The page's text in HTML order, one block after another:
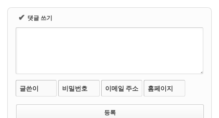
✔ 댓글 쓰기
글쓴이 비밀번호 이메일 주소 홈페이지